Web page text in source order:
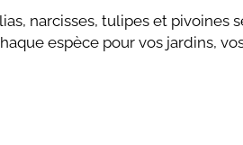
narcisses, tulipes et pivoines
espèce pour vos jardins,